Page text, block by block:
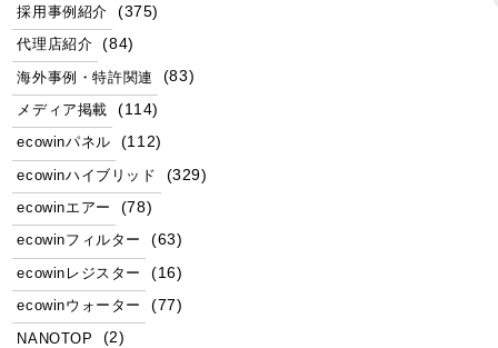
採用事例紹介 (375)
代理店紹介 (84)
海外事例・特許関連 (83)
メディア掲載 (114)
ecowinパネル (112)
ecowinハイブリッド (329)
ecowinエアー (78)
ecowinフィルター (63)
ecowinレジスター (16)
ecowinウォーター (77)
NANOTOP (2)